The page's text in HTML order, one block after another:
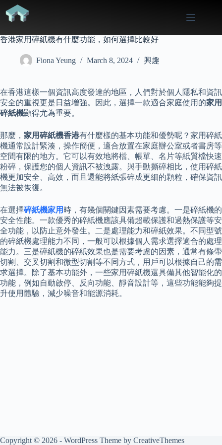
content
香港家用碎紙機有什麼功能，如何選擇比較好
Fiona Yeung March 8, 2024 興趣
在香港這樣一個資訊高度發達的地區，人們對於個人隱私和資訊
安全的重視更是日益增強。因此，選擇一款適合家庭使用的家用
碎紙機顯得尤為重要。
那麼， 家用碎紙機香港有什麼樣的基本功能和優勢呢？家用碎紙
機通常設計緊湊，操作簡便，適合放置在家庭辦公室或者書房等
空間有限的地方。它可以有效地將檔、帳單、名片等紙質檔快速
粉碎，保護您的個人資訊不被洩露。與手動撕碎相比，使用碎紙
機更加安全、高效，而且還能將紙張碎成更細的顆粒，確保資訊
無法被恢復。
在選擇碎紙機家用 時，有幾個關鍵因素需要考慮。一是碎紙機的
安全性能。一款優秀的碎紙機應該具備超載保護和過熱保護等安
全功能，以防止意外發生。二是處理能力和碎紙效果。不同型號
的碎紙機處理能力不同，一般可以根據個人需求選擇適合的處理
能力。三是碎紙機的碎紙效果也是需要考慮的因素，通常有條帶
切割、交叉切割和微型切割等不同方式，用戶可以根據自己的需
求選擇。除了基本功能外，一些家用碎紙機還具備其他智能化的
功能，例如自動啟停、反向功能、靜音設計等，這些功能能夠提
升使用體驗，減少噪音和能源消耗。
Copyright © 2026 - WordPress Theme by CreativeThemes